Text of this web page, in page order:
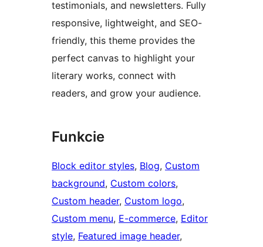
testimonials, and newsletters. Fully
responsive, lightweight, and SEO-
friendly, this theme provides the
perfect canvas to highlight your
literary works, connect with
readers, and grow your audience.
Funkcie
Block editor styles, Blog, Custom
background, Custom colors
Custom header, Custom logo
Custom menu, E-commerce, Editor
style, Featured image header